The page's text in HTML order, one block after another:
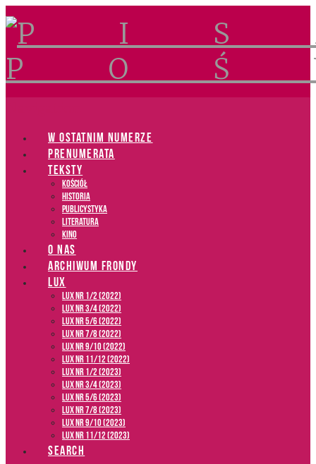
W OSTATNIM NUMERZE
PRENUMERATA
TEKSTY
Kościół
Historia
Publicystyka
Literatura
Kino
O NAS
ARCHIWUM FRONDY
LUX
LUX NR 1/2 (2022)
LUX NR 3/4 (2022)
LUX NR 5/6 (2022)
LUX NR 7/8 (2022)
LUX nr 9/10 (2022)
LUX NR 11/12 (2022)
LUX NR 1/2 (2023)
LUX NR 3/4 (2023)
LUX NR 5/6 (2023)
LUX NR 7/8 (2023)
LUX NR 9/10 (2023)
LUX NR 11/12 (2023)
SEARCH